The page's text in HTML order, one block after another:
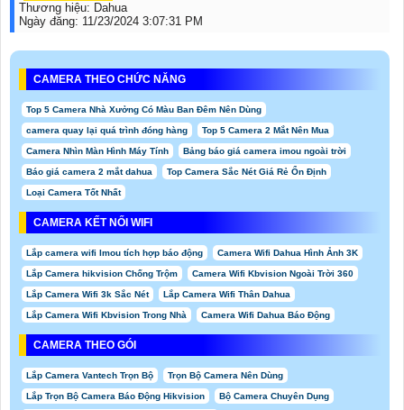
Thương hiệu: Dahua
Ngày đăng: 11/23/2024 3:07:31 PM
CAMERA THEO CHỨC NĂNG
Top 5 Camera Nhà Xưởng Có Màu Ban Đêm Nên Dùng
camera quay lại quá trình đóng hàng Top 5 Camera 2 Mắt Nên Mua
Camera Nhìn Màn Hình Máy Tính Bảng báo giá camera imou ngoài trời
Báo giá camera 2 mắt dahua Top Camera Sắc Nét Giá Rẻ Ổn Định
Loại Camera Tốt Nhất
CAMERA KẾT NỐI WIFI
Lắp camera wifi Imou tích hợp báo động Camera Wifi Dahua Hình Ảnh 3K
Lắp Camera hikvision Chống Trộm Camera Wifi Kbvision Ngoài Trời 360
Lắp Camera Wifi 3k Sắc Nét Lắp Camera Wifi Thân Dahua
Lắp Camera Wifi Kbvision Trong Nhà Camera Wifi Dahua Báo Động
CAMERA THEO GÓI
Lắp Camera Vantech Trọn Bộ Trọn Bộ Camera Nên Dùng
Lắp Trọn Bộ Camera Báo Động Hikvision Bộ Camera Chuyên Dụng